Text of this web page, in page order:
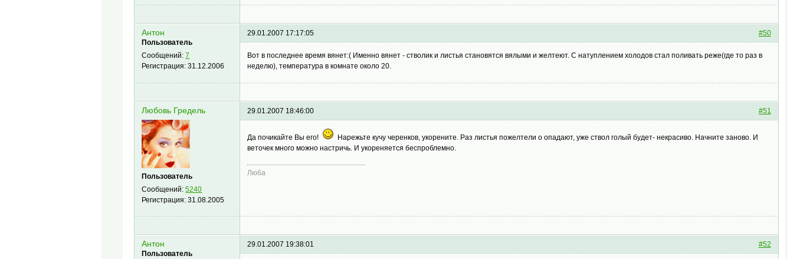
Антон
Пользователь
Сообщений:7
Регистрация:31.12.2006
#50
29.01.2007 17:17:05
Вот в последнее время вянет:( Именно вянет - стволик и листья становятся вялыми и желтеют. С натуплением холодов стал поливать реже(где то раз в
неделю), температура в комнате около 20.
Любовь Гредель
Пользователь
Сообщений:5240
Регистрация:31.08.2005
#51
29.01.2007 18:46:00
Да почикайте Вы его!
Нарежьте кучу черенков, укорените. Раз листья пожелтели о опадают, уже ствол голый будет- некрасиво. Начните заново. И
веточек много можно настричь. И укореняется беспроблемно.
Люба
Антон
Пользователь
#52
29.01.2007 19:38:01